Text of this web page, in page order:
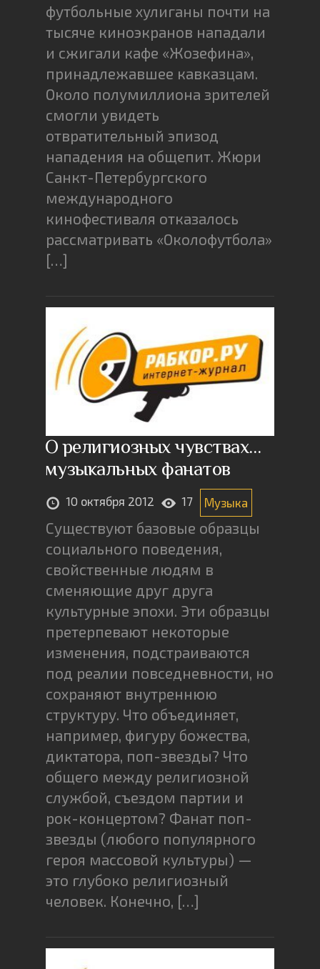
футбольные хулиганы почти на
тысяче киноэкранов нападали
и сжигали кафе «Жозефина»,
принадлежавшее кавказцам.
Около полумиллиона зрителей
смогли увидеть
отвратительный эпизод
нападения на общепит. Жюри
Санкт-Петербургского
международного
кинофестиваля отказалось
рассматривать «Околофутбола»
[…]
О религиозных чувствах…
музыкальных фанатов
10 октября 2012 17 Музыка
Существуют базовые образцы
социального поведения,
свойственные людям в
сменяющие друг друга
культурные эпохи. Эти образцы
претерпевают некоторые
изменения, подстраиваются
под реалии повседневности, но
сохраняют внутреннюю
структуру. Что объединяет,
например, фигуру божества,
диктатора, поп-звезды? Что
общего между религиозной
службой, съездом партии и
рок-концертом? Фанат поп-
звезды (любого популярного
героя массовой культуры) —
это глубоко религиозный
человек. Конечно, […]